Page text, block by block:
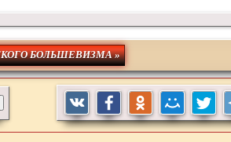
БОЛЬШЕВИЗМА »